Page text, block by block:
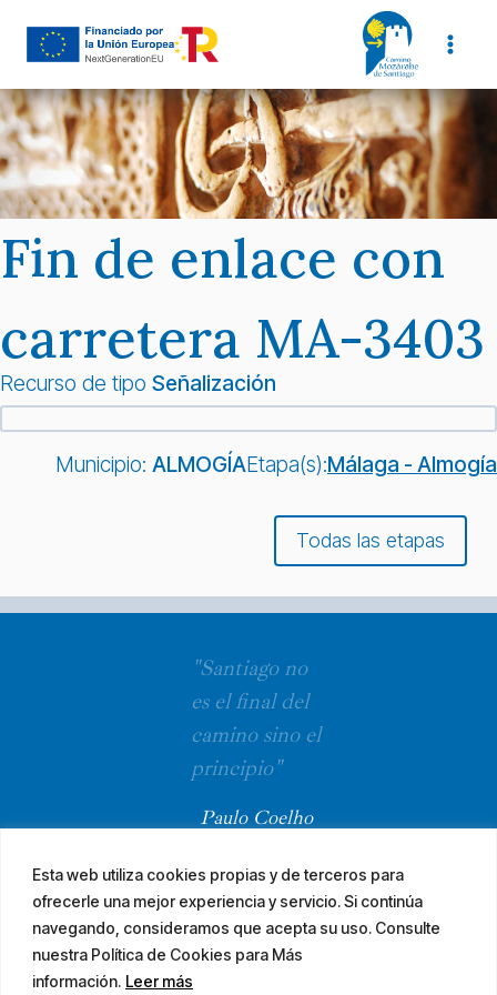
Esta web utiliza cookies propias y de terceros para
ofrecerle una mejor experiencia y servicio. Si continúa
navegando, consideramos que acepta su uso. Consulte
nuestra Política de Cookies para Más
información. Leer más
Fin de enlace con
carretera MA-3403
Recurso de tipo Señalización
Municipio: ALMOGÍAEtapa(s):Málaga - Almogía
Todas las etapas
"Santiago no
es el final del
camino sino el
principio"
Paulo Coelho